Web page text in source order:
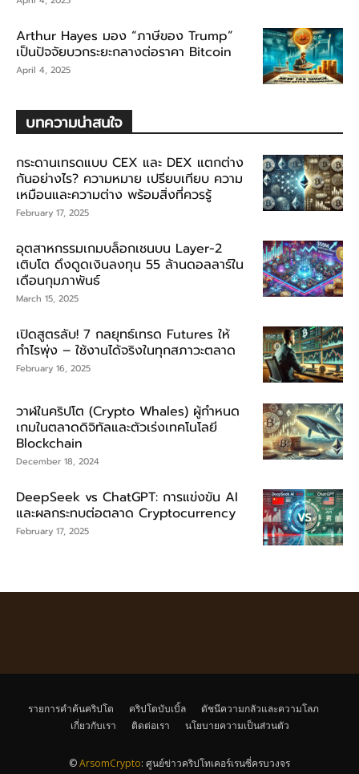
Arthur Hayes มอง “ภาษีของ Trump”
เป็นปัจจัยบวกระยะกลางต่อราคา Bitcoin
April 4, 2025
บทความน่าสนใจ
กระดานเทรดแบบ CEX และ DEX แตกต่าง
กันอย่างไร? ความหมาย เปรียบเทียบ ความ
เหมือนและความต่าง พร้อมสิ่งที่ควรรู้
February 17, 2025
อุตสาหกรรมเกมบล็อกเชนบน Layer-2
เติบโต ดึงดูดเงินลงทุน 55 ล้านดอลลาร์ใน
เดือนกุมภาพันธ์
March 15, 2025
เปิดสูตรลับ! 7 กลยุทธ์เทรด Futures ให้
กำไรพุ่ง – ใช้งานได้จริงในทุกสภาวะตลาด
February 16, 2025
วาฬในคริปโต (Crypto Whales) ผู้กำหนด
เกมในตลาดดิจิทัลและตัวเร่งเทคโนโลยี
Blockchain
December 18, 2024
DeepSeek vs ChatGPT: การแข่งขัน AI
และผลกระทบต่อตลาด Cryptocurrency
February 17, 2025
รายการคำค้นคริปโต คริปโตบับเบิ้ล
ดัชนีความกลัวและความโลภ
เกี่ยวกับเรา
ติดต่อเรา นโยบายความเป็นส่วนตัว
©ArsomCrypto: ศูนย์ข่าวคริปโทเคอร์เรนซี่ครบวงจร